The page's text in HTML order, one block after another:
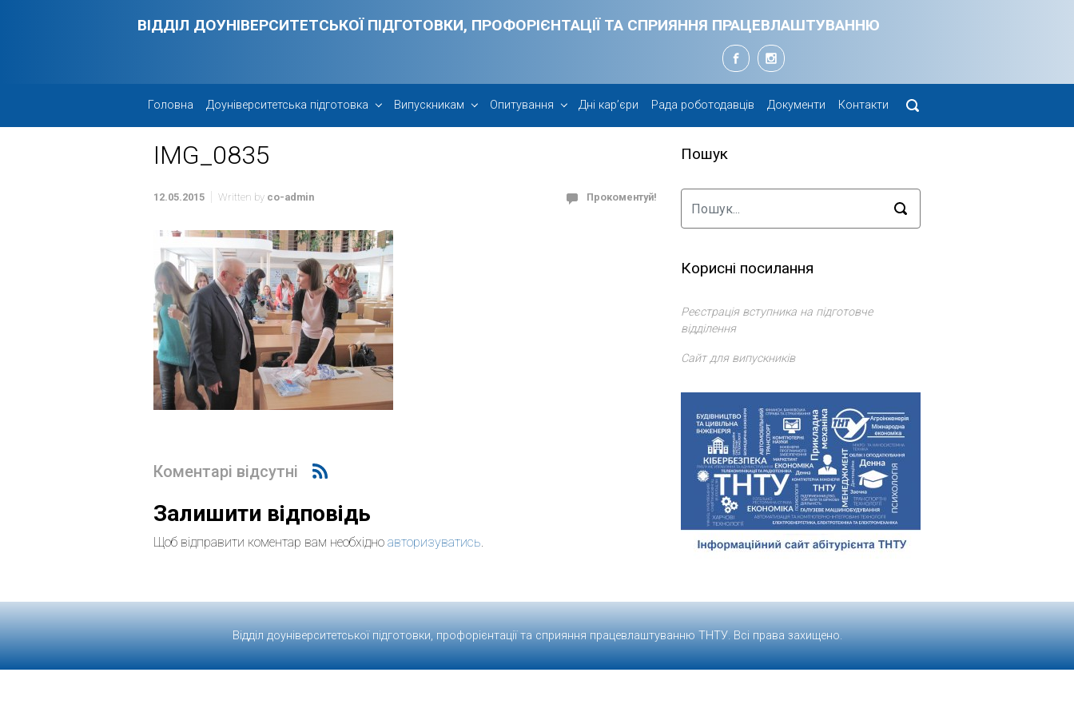
ВІДДІЛ ДОУНІВЕРСИТЕТСЬКОЇ ПІДГОТОВКИ, ПРОФОРІЄНТАЦІЇ ТА СПРИЯННЯ ПРАЦЕВЛАШТУВАННЮ
Головна Доуніверситетська підготовка Випускникам Опитування Дні кар’єри Рада роботодавців Документи Контакти
IMG_0835
12.05.2015 Written by co-admin Прокоментуй!
Коментарі відсутні
Залишити відповідь
Щоб відправити коментар вам необхідно авторизуватись.
Пошук
Корисні посилання
Реєстрація вступника на підготовче
відділення
Сайт для випускників
Відділ доуніверситетської підготовки, профорієнтації та сприяння працевлаштуванню ТНТУ. Всі права захищено.